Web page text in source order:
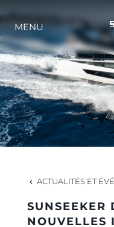
MENU
ACTUALITÉS ET
SUNSEEKER
NOUVELLES